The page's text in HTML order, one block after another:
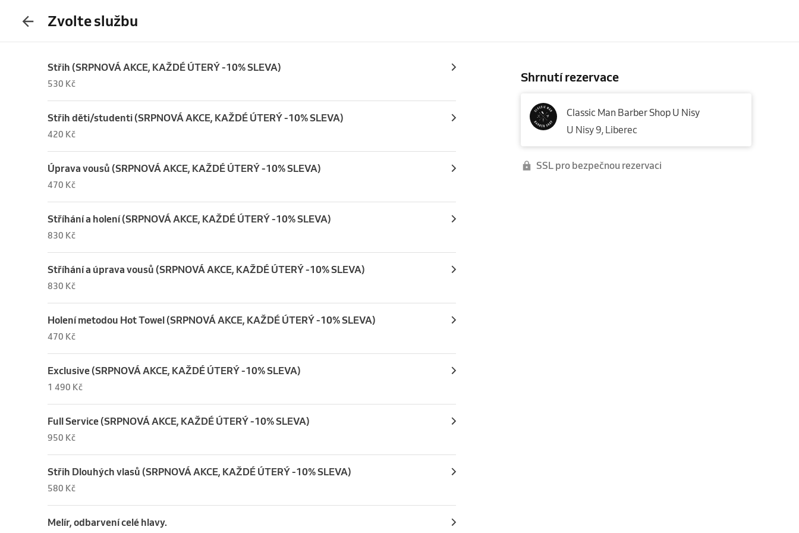
Zvolte službu
Střih (SRPNOVÁ AKCE, KAŽDÉ ÚTERÝ -10% SLEVA)
530 Kč
Střih děti/studenti (SRPNOVÁ AKCE, KAŽDÉ ÚTERÝ -10% SLEVA)
420 Kč
Úprava vousů (SRPNOVÁ AKCE, KAŽDÉ ÚTERÝ -10% SLEVA)
470 Kč
Stříhání a holení (SRPNOVÁ AKCE, KAŽDÉ ÚTERÝ -10% SLEVA)
830 Kč
Stříhání a úprava vousů (SRPNOVÁ AKCE, KAŽDÉ ÚTERÝ -10% SLEVA)
830 Kč
Holení metodou Hot Towel (SRPNOVÁ AKCE, KAŽDÉ ÚTERÝ -10% SLEVA)
470 Kč
Exclusive (SRPNOVÁ AKCE, KAŽDÉ ÚTERÝ -10% SLEVA)
1 490 Kč
Full Service (SRPNOVÁ AKCE, KAŽDÉ ÚTERÝ -10% SLEVA)
950 Kč
Střih Dlouhých vlasů (SRPNOVÁ AKCE, KAŽDÉ ÚTERÝ -10% SLEVA)
580 Kč
Melír, odbarvení celé hlavy.
Shrnutí rezervace
Classic Man Barber Shop U Nisy
U Nisy 9, Liberec
SSL pro bezpečnou rezervaci